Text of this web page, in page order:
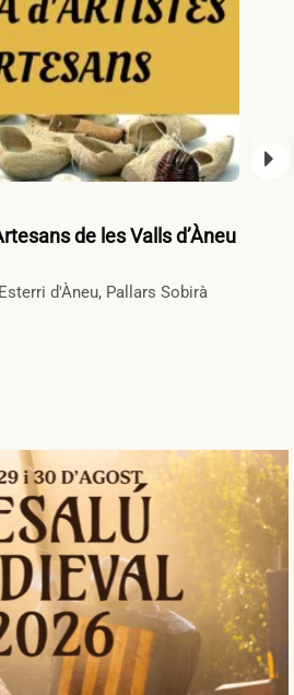
de les Valls d’Àneu
Esterri d'Àneu, Pallars Sobirà